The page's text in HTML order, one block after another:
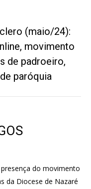
(maio/24):
movimento
de padroeiro,
paróquia
do movimento
da Diocese de Nazaré